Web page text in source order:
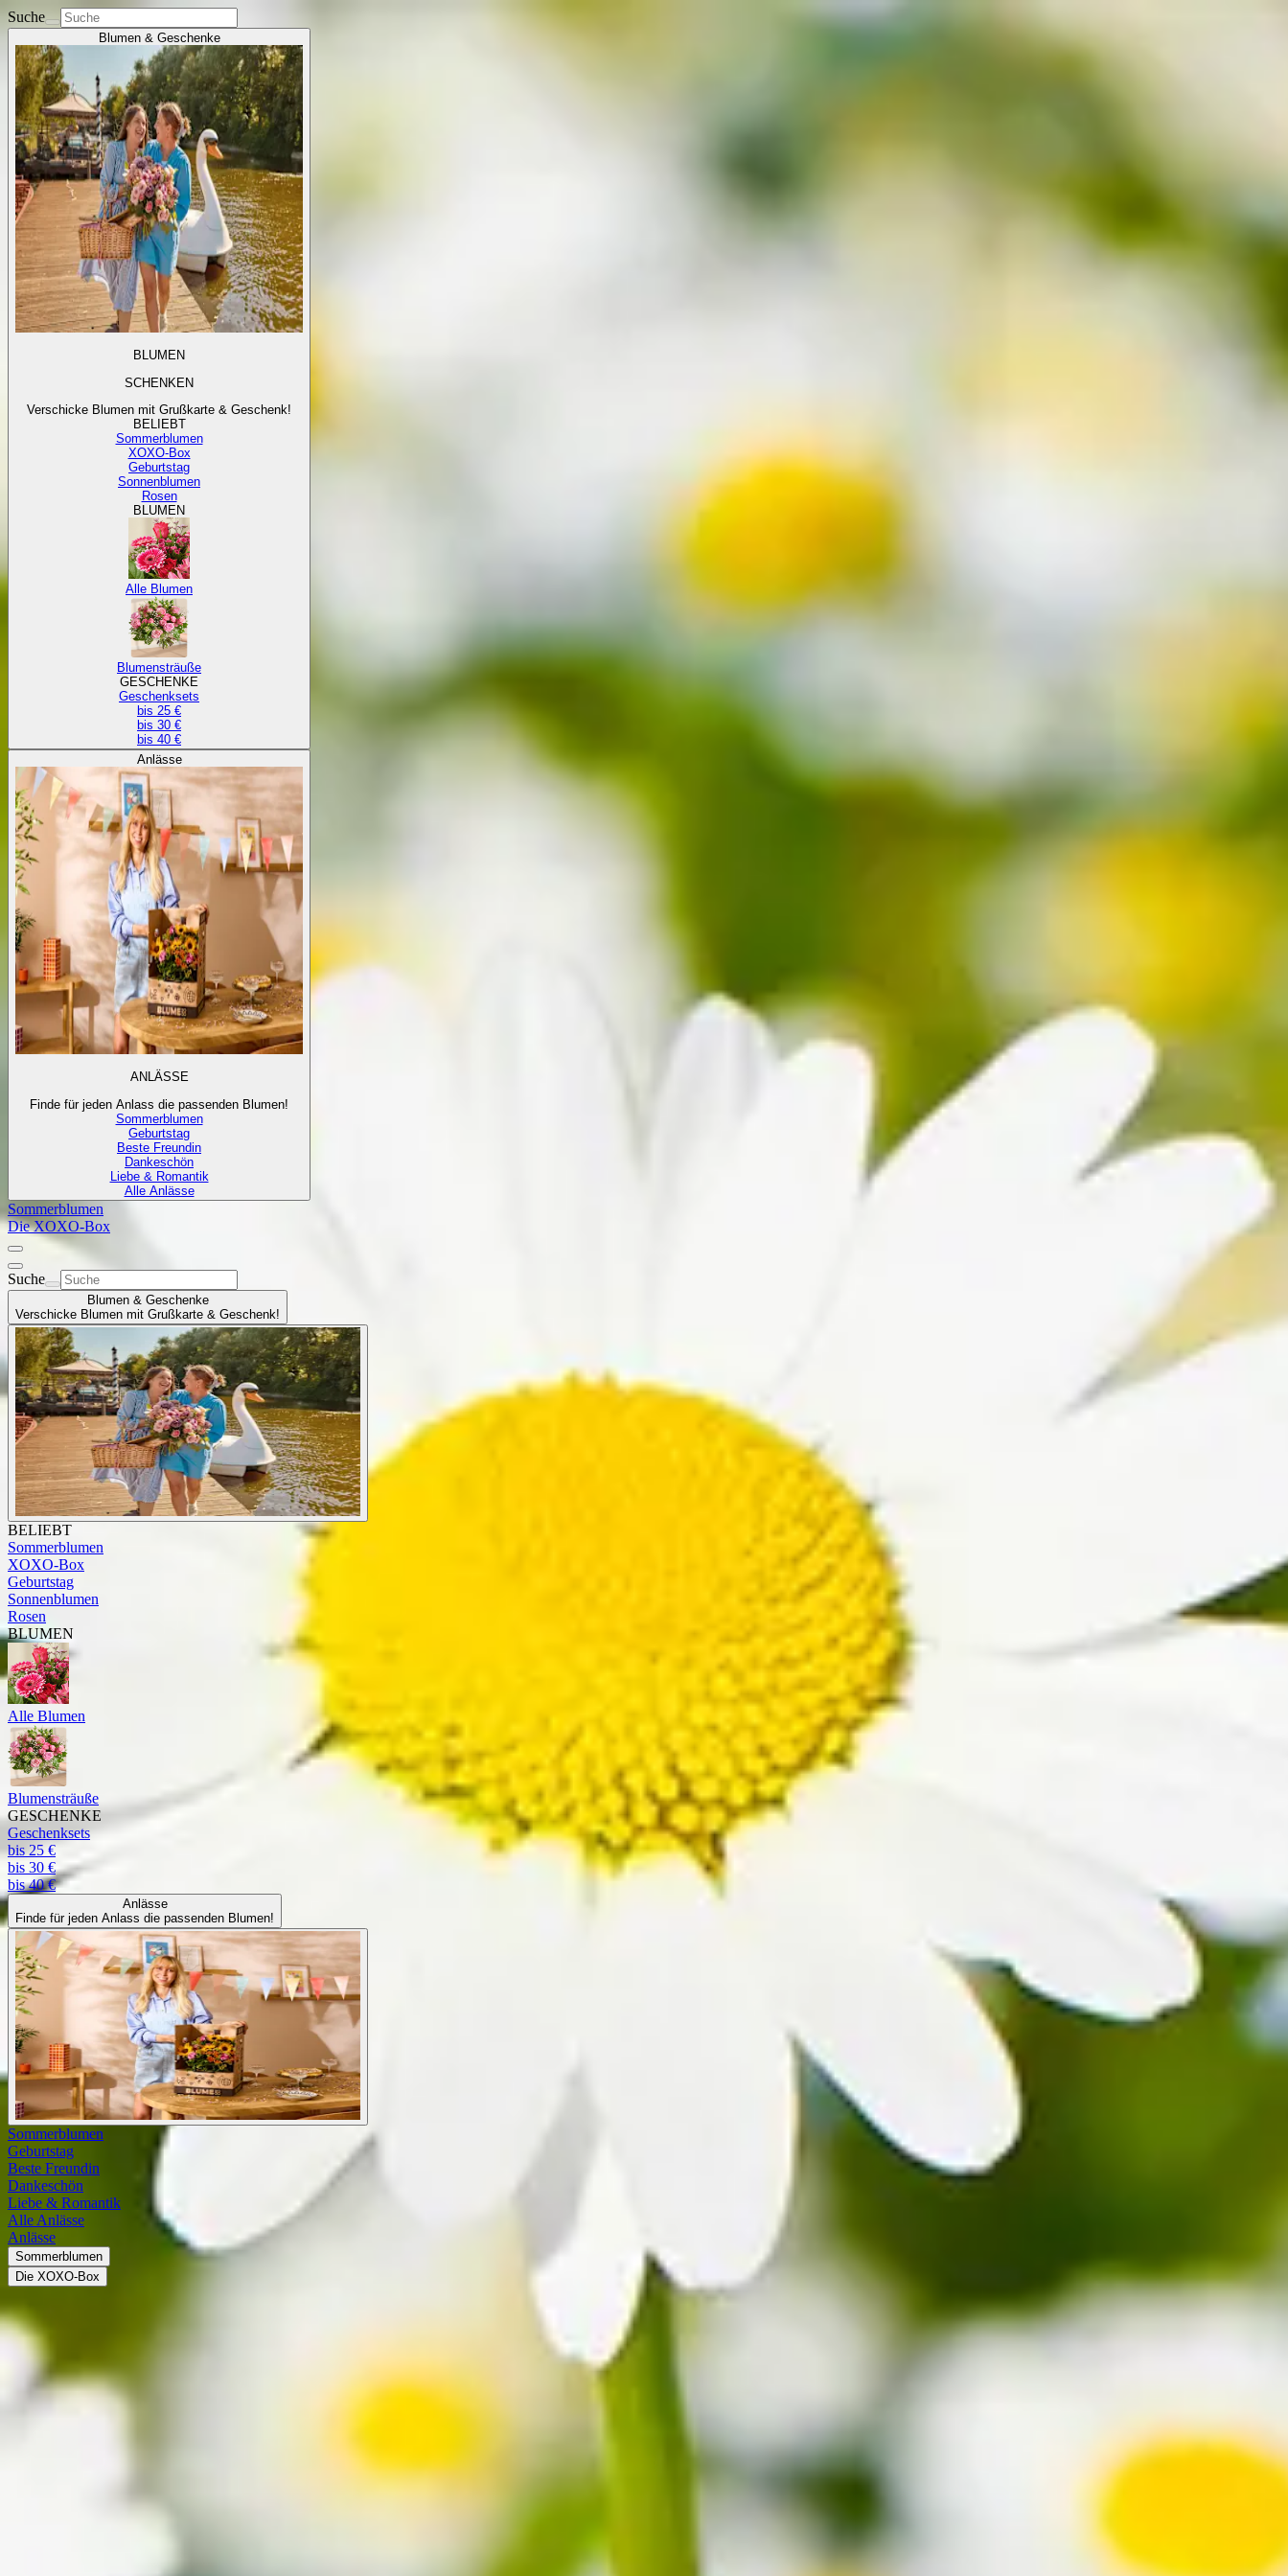
Suche
Blumen & Geschenke
BLUMEN
SCHENKEN
Verschicke Blumen mit Grußkarte & Geschenk!
BELIEBT
Sommerblumen
XOXO-Box
Geburtstag
Sonnenblumen
Rosen
BLUMEN
Alle Blumen
Blumensträuße
GESCHENKE
Geschenksets
bis 25 €
bis 30 €
bis 40 €
Anlässe
ANLÄSSE
Finde für jeden Anlass die passenden Blumen!
Sommerblumen
Geburtstag
Beste Freundin
Dankeschön
Liebe & Romantik
Alle Anlässe
Sommerblumen
Die XOXO-Box
Suche
Blumen & Geschenke
Verschicke Blumen mit Grußkarte & Geschenk!
BELIEBT
Sommerblumen
XOXO-Box
Geburtstag
Sonnenblumen
Rosen
BLUMEN
Alle Blumen
Blumensträuße
GESCHENKE
Geschenksets
bis 25 €
bis 30 €
bis 40 €
Anlässe
Finde für jeden Anlass die passenden Blumen!
Sommerblumen
Geburtstag
Beste Freundin
Dankeschön
Liebe & Romantik
Alle Anlässe
Anlässe
Sommerblumen
Die XOXO-Box
Margeriten (Leucanthemum)
Die Margeriten gehören zur Familie der Korbblütler. Die Gattung umfasst 42 Arten, die alle in Europa heimisch sind. Allerdings sind nicht alle Arten in allen Teilen Europas beheimatet. Margeriten werden je
nach Art 50 bis 100 cm hoch und blühen von Mai bis September. Bekannt sind die Margeriten vor allem für ihre reine weiße Blütenfarbe, sie kommen jedoch auch in Rosa und Rot vor. Die eigentliche Blüte sitzt
allerdings in der Mitte der äußeren Zungenblätter und ist gelblich gefärbt. Margeriten gehören zu den typischen Wiesenblumen.